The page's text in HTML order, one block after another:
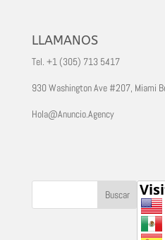
LLAMANOS
Tel. +1 (305) 713 5417
930 Washington Ave #207, Miami
Hola@Anuncio.Agency